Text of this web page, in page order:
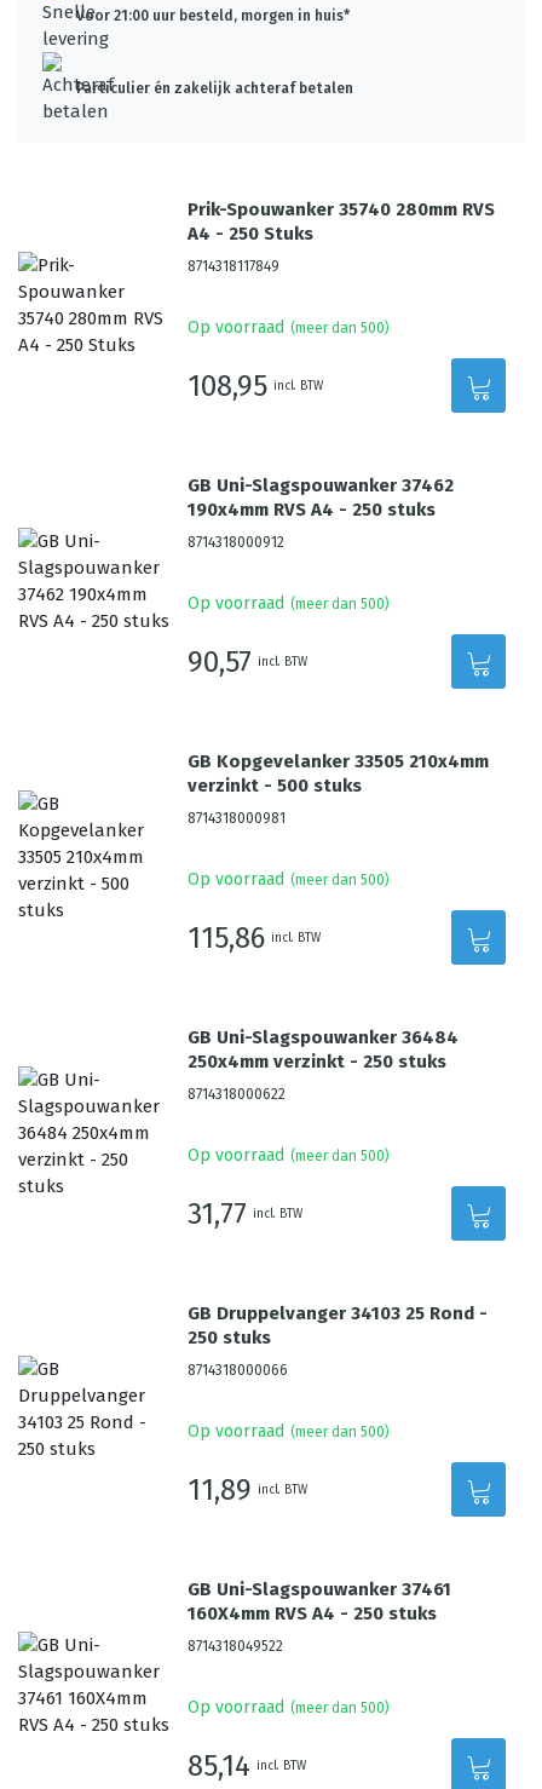
Voor 21:00 uur besteld, morgen in huis*
Particulier én zakelijk achteraf betalen
Prik-Spouwanker 35740 280mm RVS
A4 - 250 Stuks
8714318117849
Op voorraad (meer dan 500)
108,95 incl. BTW
GB Uni-Slagspouwanker 37462
190x4mm RVS A4 - 250 stuks
8714318000912
Op voorraad (meer dan 500)
90,57 incl. BTW
GB Kopgevelanker 33505 210x4mm
verzinkt - 500 stuks
8714318000981
Op voorraad (meer dan 500)
115,86 incl. BTW
GB Uni-Slagspouwanker 36484
250x4mm verzinkt - 250 stuks
8714318000622
Op voorraad (meer dan 500)
31,77 incl. BTW
GB Druppelvanger 34103 25 Rond -
250 stuks
8714318000066
Op voorraad (meer dan 500)
11,89 incl. BTW
GB Uni-Slagspouwanker 37461
160X4mm RVS A4 - 250 stuks
8714318049522
Op voorraad (meer dan 500)
85,14 incl. BTW